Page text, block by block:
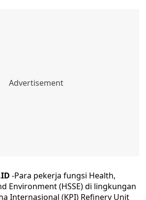
-Para pekerja fungsi Health,
Environment (HSSE) di lingkungan
Internasional (KPI) Refinery Unit